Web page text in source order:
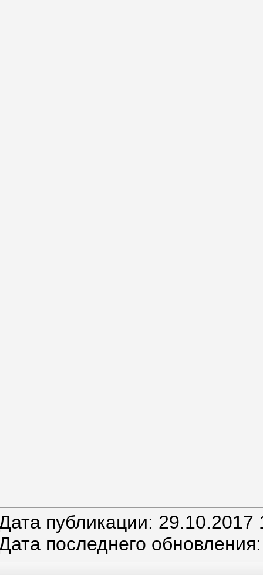
публикации: 29.10.2017
последнего